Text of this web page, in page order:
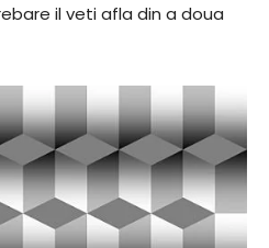
il veti afla din a doua